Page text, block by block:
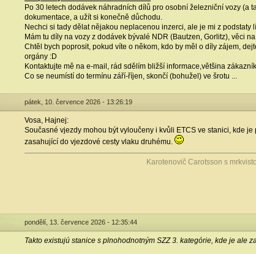
Po 30 letech dodávek náhradních dílů pro osobní železniční vozy (a
dokumentace, a užít si konečně důchodu.
Nechci si tady dělat nějakou neplacenou inzerci, ale je mi z
Mám tu díly na vozy z dodávek bývalé NDR (Bautzen, Gorlitz), věci
Chtěl bych poprosit, pokud víte o někom, kdo by měl o díly zájem,
orgány :D
Kontaktujte mě na e-mail, rád sdělím bližší informace,většina
Co se neumístí do termínu září-říjen, skončí (bohužel) ve šrotu ...
pátek, 10. července 2026 - 13:26:19
Vosa, Hajnej:
Současné vjezdy mohou být vyloučeny i kvůli ETCS ve stanici, kde
zasahující do vjezdové cesty vlaku druhému.
Karotenovič Carotsson s
pondělí, 13. července 2026 - 12:35:44
Takto existujú stanice s plnohodnotným SZZ 3. kategórie, kde je ale